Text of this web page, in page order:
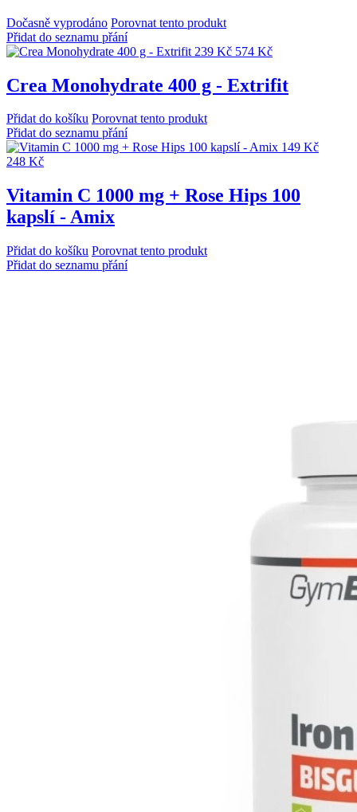
Dočasně vyprodáno Porovnat tento produkt
Přidat do seznamu přání
239 Kč 574 Kč
Crea Monohydrate 400 g - Extrifit
Přidat do košíku Porovnat tento produkt
Přidat do seznamu přání
149 Kč
248 Kč
Vitamin C 1000 mg + Rose Hips 100
kapslí - Amix
Přidat do košíku Porovnat tento produkt
Přidat do seznamu přání